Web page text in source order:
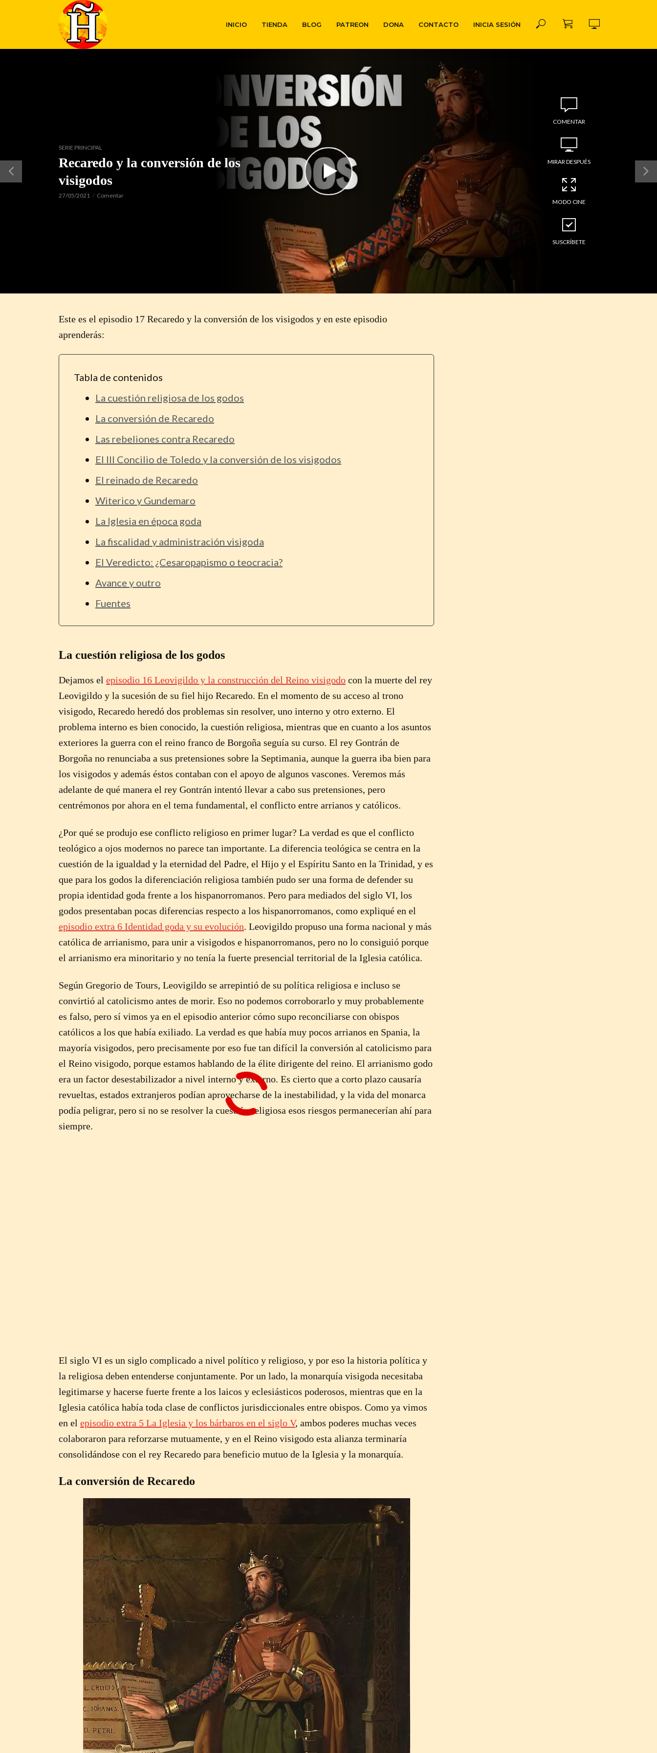
INICIO TIENDA BLOG PATREON DONA CONTACTO INICIA SESIÓN
SERIE PRINCIPAL
Recaredo y la conversión de los
visigodos
27/05/2021 Comentar
COMENTAR
MIRAR DESPUÉS
MODO CINE
SUSCRÍBETE
Este es el episodio 17 Recaredo y la conversión de los visigodos y en este episodio
aprenderás:
Tabla de contenidos
La cuestión religiosa de los godos
La conversión de Recaredo
Las rebeliones contra Recaredo
El III Concilio de Toledo y la conversión de los visigodos
El reinado de Recaredo
Witerico y Gundemaro
La Iglesia en época goda
La fiscalidad y administración visigoda
El Veredicto: ¿Cesaropapismo o teocracia?
Avance y outro
Fuentes
La cuestión religiosa de los godos
Dejamos el episodio 16 Leovigildo y la construcción del Reino visigodo con la muerte del rey
Leovigildo y la sucesión de su fiel hijo Recaredo. En el momento de su acceso al trono
visigodo, Recaredo heredó dos problemas sin resolver, uno interno y otro externo. El
problema interno es bien conocido, la cuestión religiosa, mientras que en cuanto a los asuntos
exteriores la guerra con el reino franco de Borgoña seguía su curso. El rey Gontrán de
Borgoña no renunciaba a sus pretensiones sobre la Septimania, aunque la guerra iba bien para
los visigodos y además éstos contaban con el apoyo de algunos vascones. Veremos más
adelante de qué manera el rey Gontrán intentó llevar a cabo sus pretensiones, pero
centrémonos por ahora en el tema fundamental, el conflicto entre arrianos y católicos.
¿Por qué se produjo ese conflicto religioso en primer lugar? La verdad es que el conflicto
teológico a ojos modernos no parece tan importante. La diferencia teológica se centra en la
cuestión de la igualdad y la eternidad del Padre, el Hijo y el Espíritu Santo en la Trinidad, y es
que para los godos la diferenciación religiosa también pudo ser una forma de defender su
propia identidad goda frente a los hispanorromanos. Pero para mediados del siglo VI, los
godos presentaban pocas diferencias respecto a los hispanorromanos, como expliqué en el
episodio extra 6 Identidad goda y su evolución. Leovigildo propuso una forma nacional y más
católica de arrianismo, para unir a visigodos e hispanorromanos, pero no lo consiguió porque
el arrianismo era minoritario y no tenía la fuerte presencial territorial de la Iglesia católica.
Según Gregorio de Tours, Leovigildo se arrepintió de su política religiosa e incluso se
convirtió al catolicismo antes de morir. Eso no podemos corroborarlo y muy probablemente
es falso, pero sí vimos ya en el episodio anterior cómo supo reconciliarse con obispos
católicos a los que había exiliado. La verdad es que había muy pocos arrianos en Spania, la
mayoría visigodos, pero precisamente por eso fue tan difícil la conversión al catolicismo para
el Reino visigodo, porque estamos hablando de la élite dirigente del reino. El arrianismo godo
era un factor desestabilizador a nivel interno y externo. Es cierto que a corto plazo causaría
revueltas, estados extranjeros podían aprovecharse de la inestabilidad, y la vida del monarca
podía peligrar, pero si no se resolver la cuestión religiosa esos riesgos permanecerían ahí para
siempre.
El siglo VI es un siglo complicado a nivel político y religioso, y por eso la historia política y
la religiosa deben entenderse conjuntamente. Por un lado, la monarquía visigoda necesitaba
legitimarse y hacerse fuerte frente a los laicos y eclesiásticos poderosos, mientras que en la
Iglesia católica había toda clase de conflictos jurisdiccionales entre obispos. Como ya vimos
en el episodio extra 5 La Iglesia y los bárbaros en el siglo V, ambos poderes muchas veces
colaboraron para reforzarse mutuamente, y en el Reino visigodo esta alianza terminaría
consolidándose con el rey Recaredo para beneficio mutuo de la Iglesia y la monarquía.
La conversión de Recaredo